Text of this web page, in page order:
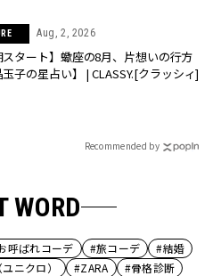
Aug, 2, 2026
スタート】蠍座の8月、片想いの行方
子の星占い】 | CLASSY.[クラッシィ]
Recommended by
WORD
呼ばれコーデ #旅コーデ
#結婚
ニクロ） #ZARA #骨格診断